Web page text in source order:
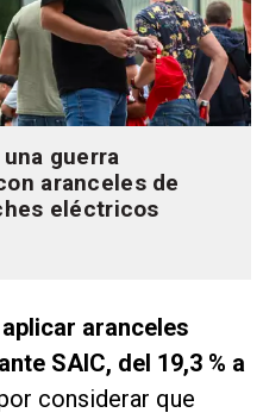
una guerra
aranceles de
eléctricos
aplicar aranceles
SAIC, del 19,3 % a
considerar que